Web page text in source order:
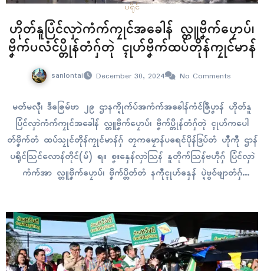
ပရိုၚ်
ဟိုတ်နူပြံၚ်လှာဲကံက်ကၠုၚ်အခေါန် လ္တူဗၞိက်ပၠောပ်၊
ဗၞိက်ပလံၚ်ပ္တိုန်တံဂှ်တုဲ ၚုဟ်ဗၞိက်ထပ်တိုန်ကၠုၚ်မာန်
sanlontai December 30, 2024 No Comments
မတ်မလီု၊ ဒဳဇြေမ်ဗာ ၂၉ ဌာနက္ဍိုက်ပ်အကံက်အခေါန်ကံၚ်ဇြဳပၞာန် ဟိုတ်နူ
ပြံၚ်လှာဲကံက်ကၠုၚ်အခေါန် လ္တူဗၞိက်ပၠောပ်၊ ဗၞိက်ပ္တိုန်တံဂှ်တုဲ ၚုဟ်ကပေါ
တ်ဗၞိက်တံ ထပ်သၠုၚ်တိုန်ကၠုၚ်မာန်ဂှ် တၠကမၠောန်ပရေၚ်ပိုန်ဒြပ်တံ ဟီုကဵု ဌာန်
ပရိုၚ်သြၚ်လောန်တိုၚ်(မ်) ရ။ စၞးနှေန်လှာဲသြန် နူတိုက်သြန်ဗဟဵုဂှ် ပြံၚ်လှာဲ
ကံက်အာ လ္တူဗၞိက်ပၠောပ်၊ ဗၞိက်ပ္တိတ်တံ နကဵုၚုဟ်နှေန် ပ္ဍဲဗွဝ်ဖျာတံဂှ်
ပ်အကံက်အခေါန်ဂှ်မ္ဂး တၠကမၠောန်ဗၞိက်ပၠောပ်၊ ဗၞိက်ပ္တိတ်တံဂှ်ဝွံ…